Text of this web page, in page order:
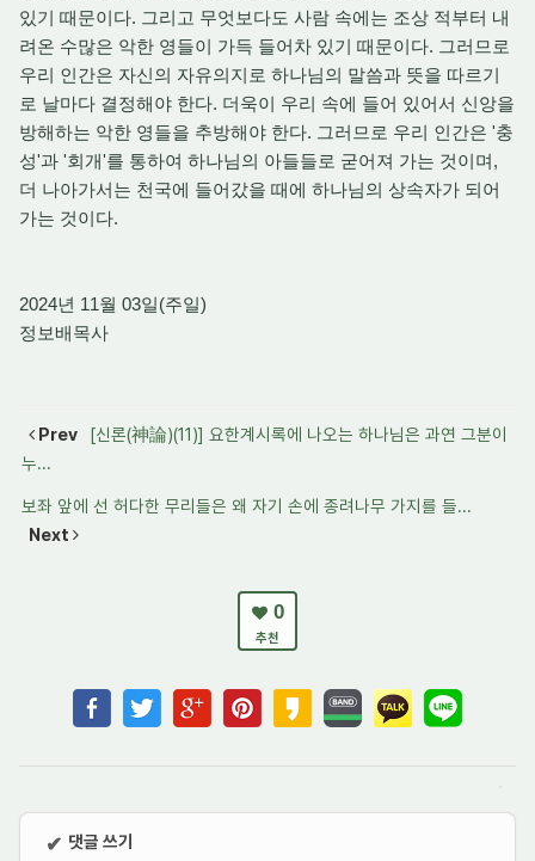
있기 때문이다. 그리고 무엇보다도 사람 속에는 조상 적부터 내
려온 수많은 악한 영들이 가득 들어차 있기 때문이다. 그러므로
우리 인간은 자신의 자유의지로 하나님의 말씀과 뜻을 따르기
로 날마다 결정해야 한다. 더욱이 우리 속에 들어 있어서 신앙을
방해하는 악한 영들을 추방해야 한다. 그러므로 우리 인간은 '충
성'과 '회개'를 통하여 하나님의 아들들로 굳어져 가는 것이며,
더 나아가서는 천국에 들어갔을 때에 하나님의 상속자가 되어
가는 것이다.
2024년 11월 03일(주일)
정보배목사
Prev
[신론(神論)(11)] 요한계시록에 나오는 하나님은 과연 그분이
누...
보좌 앞에 선 허다한 무리들은 왜 자기 손에 종려나무 가지를 들...
Next
0
추천
✔ 댓글 쓰기